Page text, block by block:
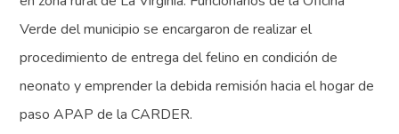
Verde del municipio se encargaron de realizar el
procedimiento de entrega del felino en condición de
neonato y emprender la debida remisión hacia el hogar de
paso APAP de la CARDER.